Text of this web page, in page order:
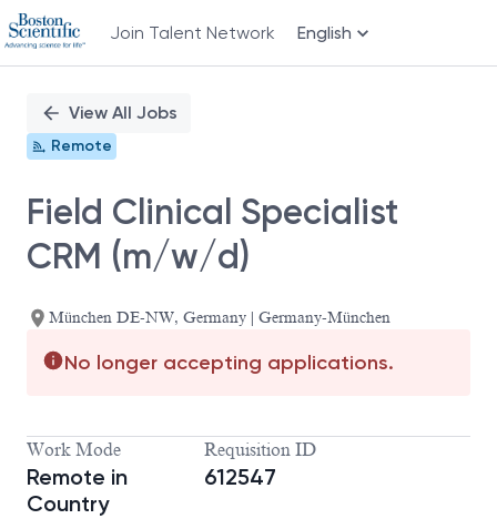
Join Talent Network English
PositionView All Jobs
Remote
Field Clinical Specialist
CRM (m/w/d)
München DE-NW, Germany | Germany-München
No longer accepting applications.
Work Mode
Remote in
Country
Requisition ID
612547